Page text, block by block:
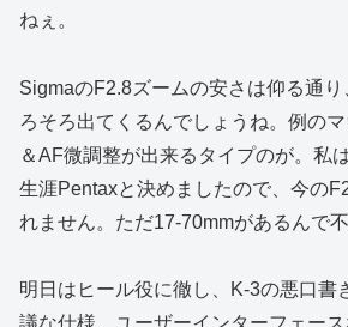
ねぇ。
SigmaのF2.8ズームの安さは仰る通
ろそろ出てくるんでしょうね。例の
＆AF微調整が出来るタイプのが。私
生涯Pentaxと決めましたので、今の
れません。ただ17-70mmがあるんで不
明日はヒール役に徹し、K-3の悪口書